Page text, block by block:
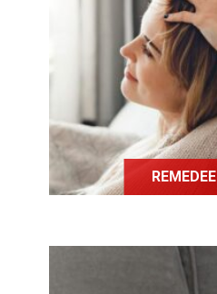
Ce bracelet
endorphines et